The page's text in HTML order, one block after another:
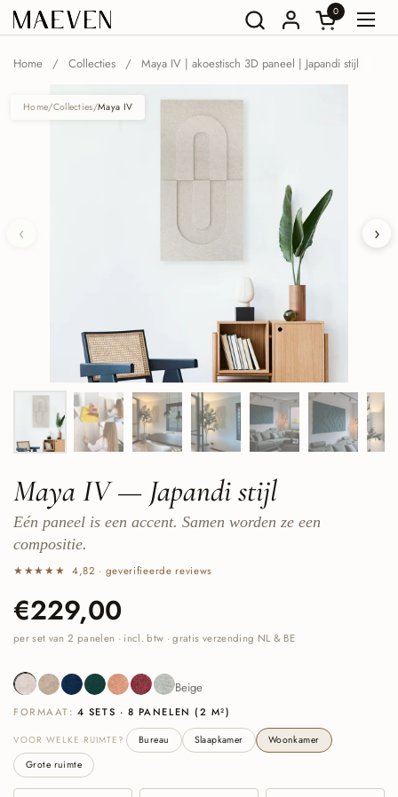
Ga naar content 0
Home / Collecties / Maya IV | akoestisch 3D paneel | Japandi stijl
Home/Collecties/Maya IV
‹ ›
Maya IV — Japandi stijl
Eén paneel is een accent. Samen worden ze een
compositie.
★★★★★ 4,82 · geverifieerde reviews
Prijs:
€229,00
per set van 2 panelen · incl. btw · gratis verzending NL & BE
BeigeSandNavyDeep Green
CognacBurgundySage Green
Beige
FORMAAT: 4 SETS · 8 PANELEN (2 M²)
VOOR WELKE RUIMTE? Bureau Slaapkamer
Woonkamer
Grote ruimte